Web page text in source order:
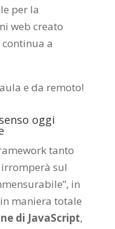
per la
web creato
continua a
aula e da remoto!
oggi
tanto
irromperà sul
in
maniera totale
di JavaScript,